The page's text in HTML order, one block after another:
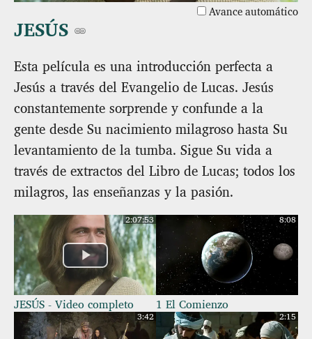
Avance automático
JESÚS
Esta película es una introducción perfecta a
Jesús a través del Evangelio de Lucas. Jesús
constantemente sorprende y confunde a la
gente desde Su nacimiento milagroso hasta Su
levantamiento de la tumba. Sigue Su vida a
través de extractos del Libro de Lucas; todos los
milagros, las enseñanzas y la pasión.
2:07:53
JESÚS - Video completo
8:08
1 El Comienzo
3:42 2:15